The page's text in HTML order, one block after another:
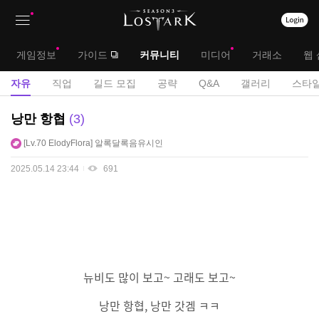
대
메
게임정보 가이드 커뮤니티 미디어 거래소 웹
서
자유 직업 길드 모집 공략 Q&A 갤러리 스타
자
게
낭만 항협 3
Lv.70 ElodyFlora 알록달록음유시인
2025.05.14 23:44 691
뉴비도 많이 보고~ 고래도 보고~
낭만 항협, 낭만 갓겜 ㅋㅋ